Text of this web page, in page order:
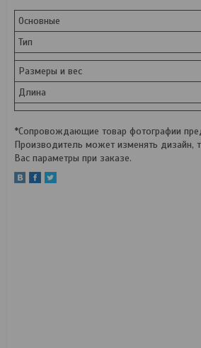
Основные
Тип
Размеры и вес
Длина
*Сопровождающие товар фотографии
Производитель может изменять дизайн,
Вас параметры при заказе.